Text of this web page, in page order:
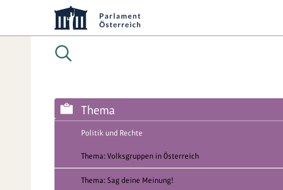
Thema
Politik und Rechte
Thema: Volksgruppen in Österreich
Thema: Sag deine Meinung!